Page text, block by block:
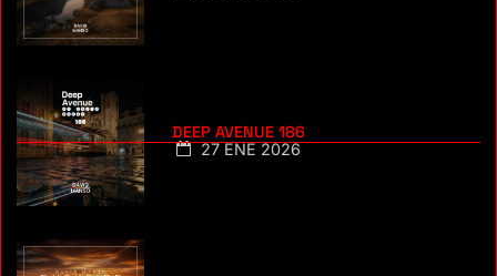
DEEP AVENUE 186
27 ENE 2026